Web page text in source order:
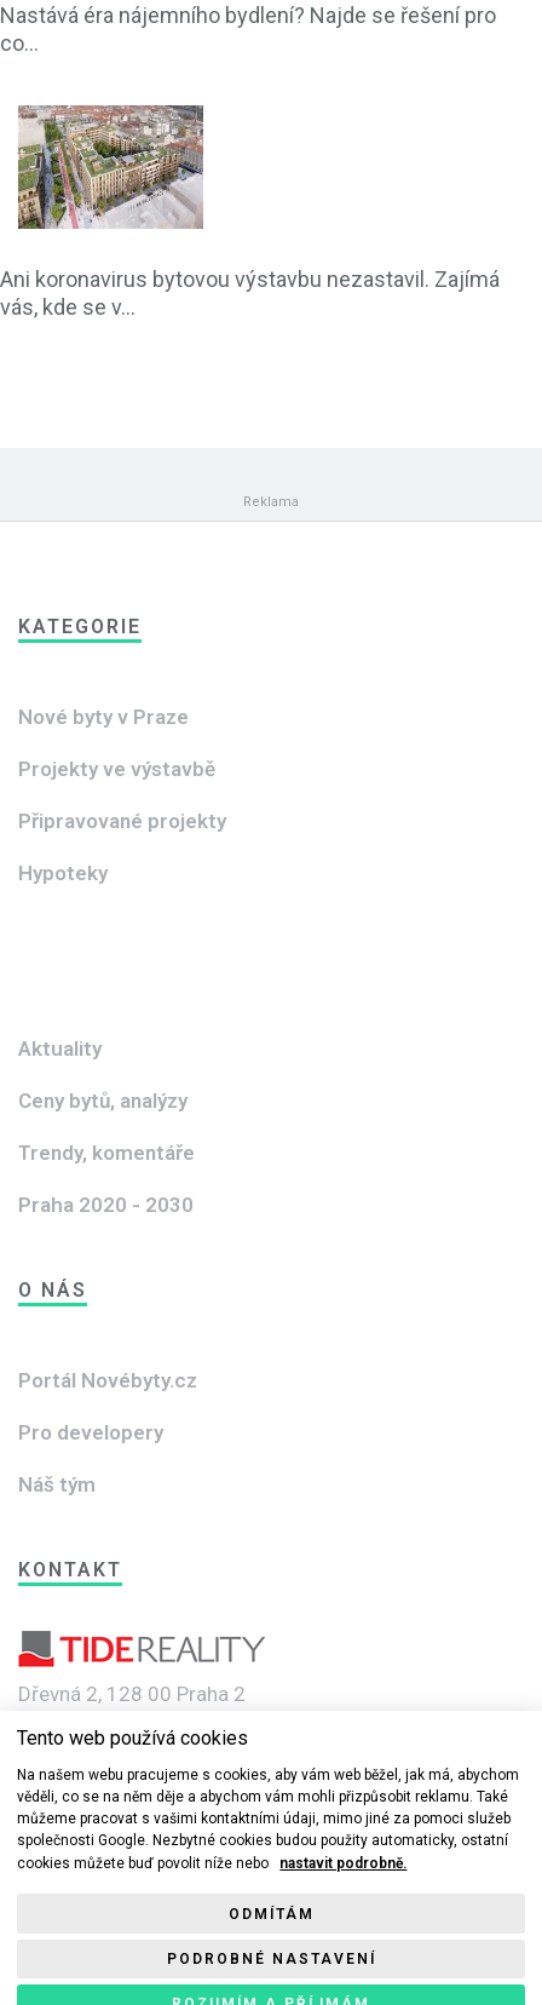
Nastává éra nájemního bydlení? Najde se řešení pro
co...
Ani koronavirus bytovou výstavbu nezastavil. Zajímá
vás, kde se v...
KATEGORIE
Nové byty v Praze
Projekty ve výstavbě
Připravované projekty
Hypoteky
Aktuality
Ceny bytů, analýzy
Trendy, komentáře
Praha 2020 - 2030
O NÁS
Portál Novébyty.cz
Pro developery
Náš tým
KONTAKT
Dřevná 2, 128 00 Praha 2
e-mail: info@novebyty.cz
© 2019-2022 Nové byty.cz s.r.o a TIDE REALITY spol. s r.o. Všechna
Ochrana osobních údajů
Tento web používá cookies
Na našem webu pracujeme s cookies, aby vám web běžel, jak má, abychom
věděli, co se na něm děje a abychom vám mohli přizpůsobit reklamu. Také
můžeme pracovat s vašimi kontaktními údaji, mimo jiné za pomoci služeb
společnosti Google. Nezbytné cookies budou použity automaticky, ostatní
cookies můžete buď povolit níže nebo
nastavit podrobně.
ODMÍTÁM
PODROBNÉ NASTAVENÍ